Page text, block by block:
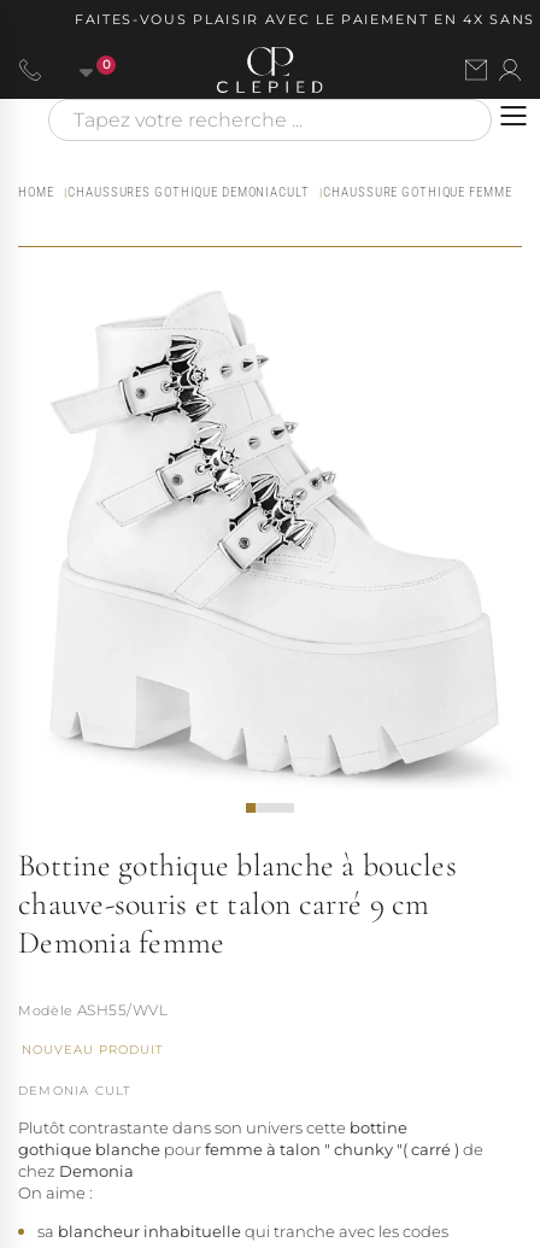
FAITES-VOUS PLAISIR AVEC LE PAIEMENT EN 4X SANS
0
HOME CHAUSSURES GOTHIQUE DEMONIACULT CHAUSSURE GOTHIQUE FEMME
Bottine gothique blanche à boucles
chauve-souris et talon carré 9 cm
Demonia femme
ASH55/WVL
NOUVEAU PRODUIT
DEMONIA CULT
Plutôt contrastante dans son univers cette bottine
gothique blanche pourfemme à talon " chunky "( carré ) de
chez Demonia
On aime :
sa blancheur inhabituellequi tranche avec les codes